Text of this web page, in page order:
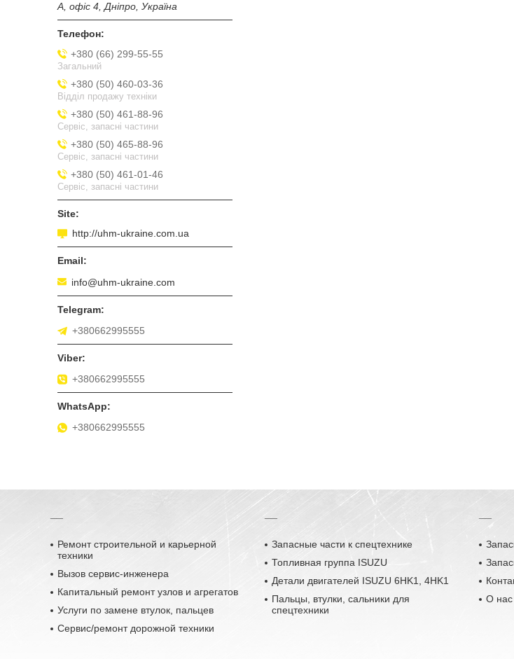
А, офіс 4, Дніпро, Україна
+380 (66) 299-55-55
Загальний
+380 (50) 460-03-36
Відділ продажу техніки
+380 (50) 461-88-96
Сервіс, запасні частини
+380 (50) 465-88-96
Сервіс, запасні частини
+380 (50) 461-01-46
Сервіс, запасні частини
http://uhm-ukraine.com.ua
info@uhm-ukraine.com
+380662995555
+380662995555
+380662995555
Ремонт строительной и карьерной
техники
Вызов сервис-инженера
Капитальный ремонт узлов и агрегатов
Услуги по замене втулок, пальцев
Сервис/ремонт дорожной техники
Запасные части к спецтехнике
Топливная группа ISUZU
Детали двигателей ISUZU 6HK1, 4HK1
Пальцы, втулки, сальники для
спецтехники
О нас